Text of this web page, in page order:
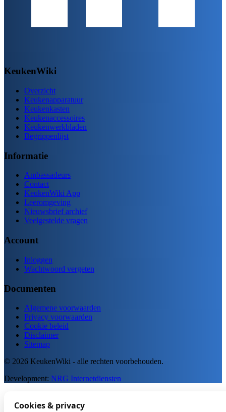
KeukenWiki
Overzicht
Keukenapparatuur
Keukenkasten
Keukenaccessoires
Keukenwerkbladen
Begrippenlijst
Informatie
Ambassadeurs
Contact
KeukenWiki App
Leeromgeving
Nieuwsbrief archief
Veelgestelde vragen
Account
Inloggen
Wachtwoord vergeten
Documenten
Algemene voorwaarden
Privacy voorwaarden
Cookie beleid
Disclaimer
Sitemap
© 2026 KeukenWiki - alle rechten voorbehouden.
Development: NRG Internetdiensten
Cookies & privacy